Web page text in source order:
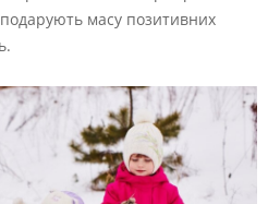
подарують масу позитивних